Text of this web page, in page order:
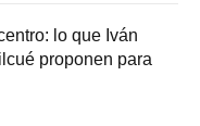
lo que Iván
proponen para